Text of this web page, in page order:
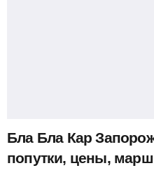
Бла Бла Кар
попутки, цены,